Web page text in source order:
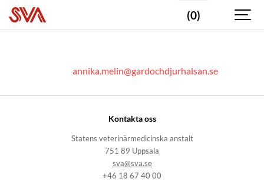
(0)
annika.melin@gardochdjurhalsan.se
Kontakta oss
Statens veterinärmedicinska anstalt
751 89 Uppsala
sva@sva.se
+46 18 67 40 00